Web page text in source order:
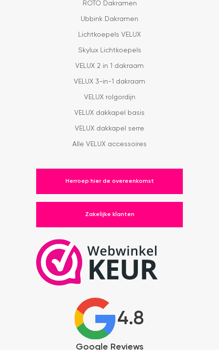
ROTO Dakramen
Ubbink Dakramen
Lichtkoepels VELUX
Skylux Lichtkoepels
VELUX 2 in 1 dakraam
VELUX 3-in-1 dakraam
VELUX rolgordijn
VELUX dakkapel basis
VELUX dakkapel serre
Alle VELUX accessoires
Herroep hier de overeenkomst
Zakelijke klanten
4.8
Google Reviews